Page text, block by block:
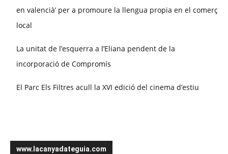
en valencià’ per a promoure la llengua propia en el comerç
local
La unitat de l’esquerra a l’Eliana pendent de la
incorporació de Compromís
El Parc Els Filtres acull la XVI edició del cinema d’estiu
www.lacanyadateguia.com